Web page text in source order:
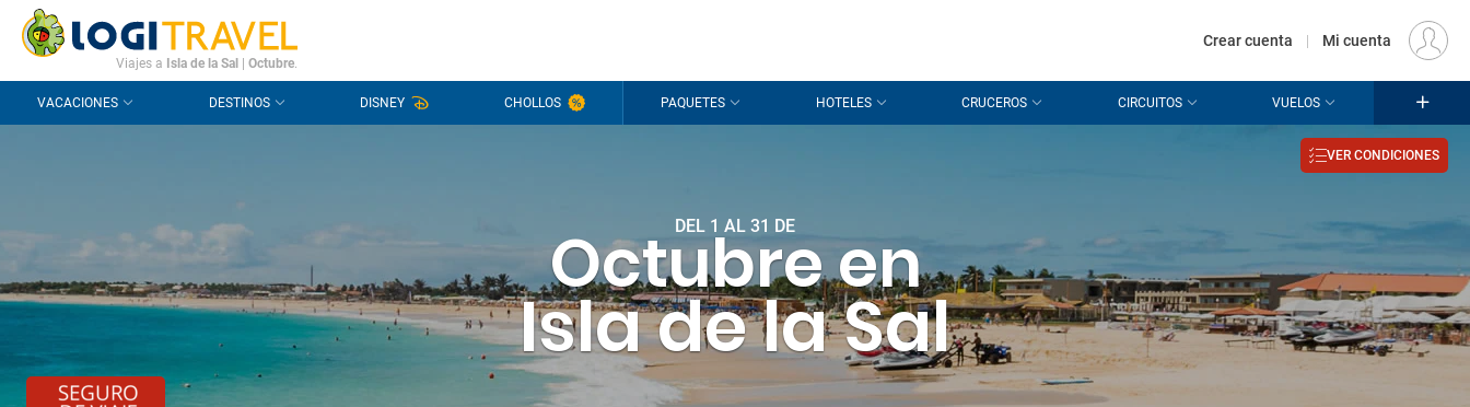
CONTACTO PREGUNTAS FRECUENTES EUR
Viajes a Isla de la Sal Octubre.
Crear cuenta | Mi cuenta
VACACIONES DESTINOS DISNEY CHOLLOS PAQUETES HOTELES CRUCEROS CIRCUITOS VUELOS
DEL 1 AL 31 DE
Octubre en
Isla de la Sal
VER CONDICIONES